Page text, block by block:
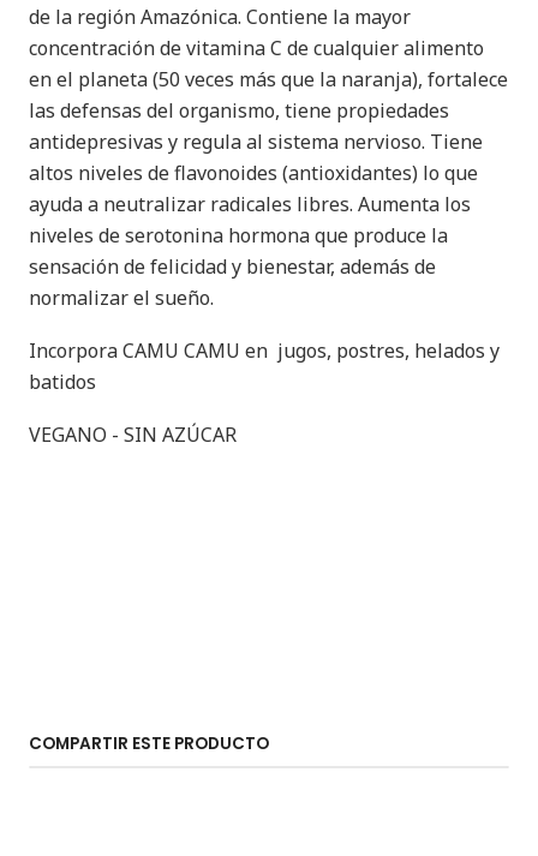
de la región Amazónica. Contiene la mayor
concentración de vitamina C de cualquier alimento
en el planeta (50 veces más que la naranja), fortalece
las defensas del organismo, tiene propiedades
antidepresivas y regula al sistema nervioso. Tiene
altos niveles de flavonoides (antioxidantes) lo que
ayuda a neutralizar radicales libres. Aumenta los
niveles de serotonina hormona que produce la
sensación de felicidad y bienestar, además de
normalizar el sueño.
Incorpora CAMU CAMU en jugos, postres, helados y
batidos
VEGANO - SIN AZÚCAR
COMPARTIR ESTE PRODUCTO